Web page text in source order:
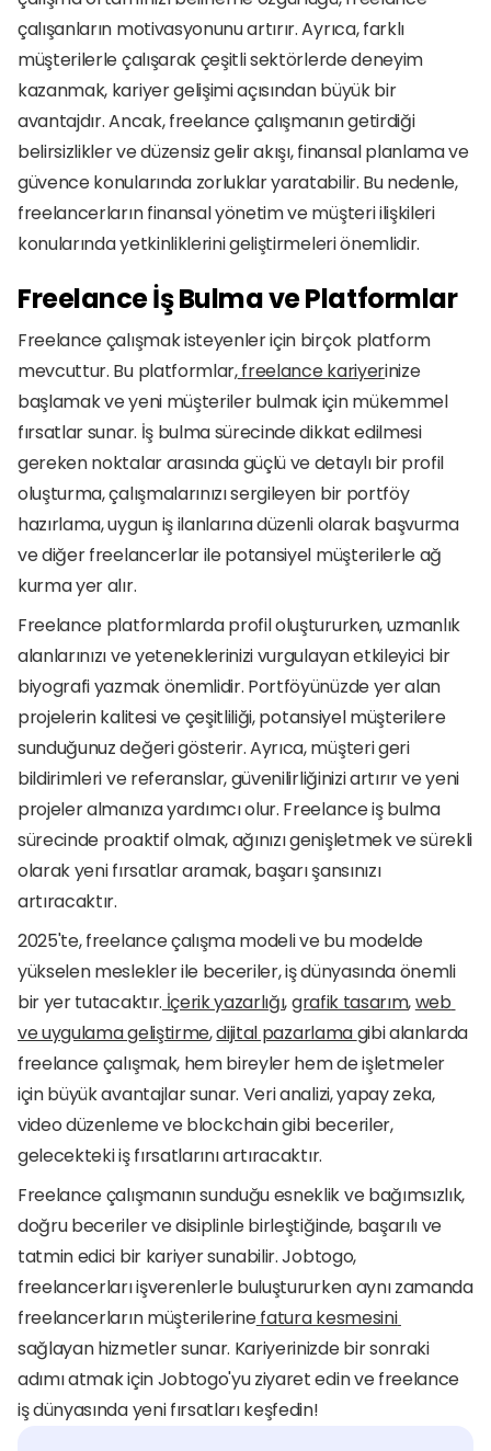
çalışanların motivasyonunu artırır. Ayrıca, farklı
müşterilerle çalışarak çeşitli sektörlerde deneyim
kazanmak, kariyer gelişimi açısından büyük bir
avantajdır. Ancak, freelance çalışmanın getirdiği
belirsizlikler ve düzensiz gelir akışı, finansal planlama ve
güvence konularında zorluklar yaratabilir. Bu nedenle,
freelancerların finansal yönetim ve müşteri ilişkileri
konularında yetkinliklerini geliştirmeleri önemlidir.
Freelance İş Bulma ve Platformlar
Freelance çalışmak isteyenler için birçok platform
mevcuttur. Bu platformlar, freelance kariyerinize
başlamak ve yeni müşteriler bulmak için mükemmel
fırsatlar sunar. İş bulma sürecinde dikkat edilmesi
gereken noktalar arasında güçlü ve detaylı bir profil
oluşturma, çalışmalarınızı sergileyen bir portföy
hazırlama, uygun iş ilanlarına düzenli olarak başvurma
ve diğer freelancerlar ile potansiyel müşterilerle ağ
kurma yer alır.
Freelance platformlarda profil oluştururken, uzmanlık
alanlarınızı ve yeteneklerinizi vurgulayan etkileyici bir
biyografi yazmak önemlidir. Portföyünüzde yer alan
projelerin kalitesi ve çeşitliliği, potansiyel müşterilere
sunduğunuz değeri gösterir. Ayrıca, müşteri geri
bildirimleri ve referanslar, güvenilirliğinizi artırır ve yeni
projeler almanıza yardımcı olur. Freelance iş bulma
sürecinde proaktif olmak, ağınızı genişletmek ve sürekli
olarak yeni fırsatlar aramak, başarı şansınızı
artıracaktır.
2025'te, freelance çalışma modeli ve bu modelde
yükselen meslekler ile beceriler, iş dünyasında önemli
bir yer tutacaktır. İçerik yazarlığı, grafik tasarım, web
ve uygulama geliştirme, dijital pazarlama gibi alanlarda
freelance çalışmak, hem bireyler hem de işletmeler
için büyük avantajlar sunar. Veri analizi, yapay zeka,
video düzenleme ve blockchain gibi beceriler,
gelecekteki iş fırsatlarını artıracaktır.
Freelance çalışmanın sunduğu esneklik ve bağımsızlık,
doğru beceriler ve disiplinle birleştiğinde, başarılı ve
tatmin edici bir kariyer sunabilir. Jobtogo,
freelancerları işverenlerle buluştururken aynı zamanda
freelancerların müşterilerine
fatura kesmesini
sağlayan hizmetler sunar. Kariyerinizde bir sonraki
adımı atmak için Jobtogo'yu ziyaret edin ve freelance
iş dünyasında yeni fırsatları keşfedin!